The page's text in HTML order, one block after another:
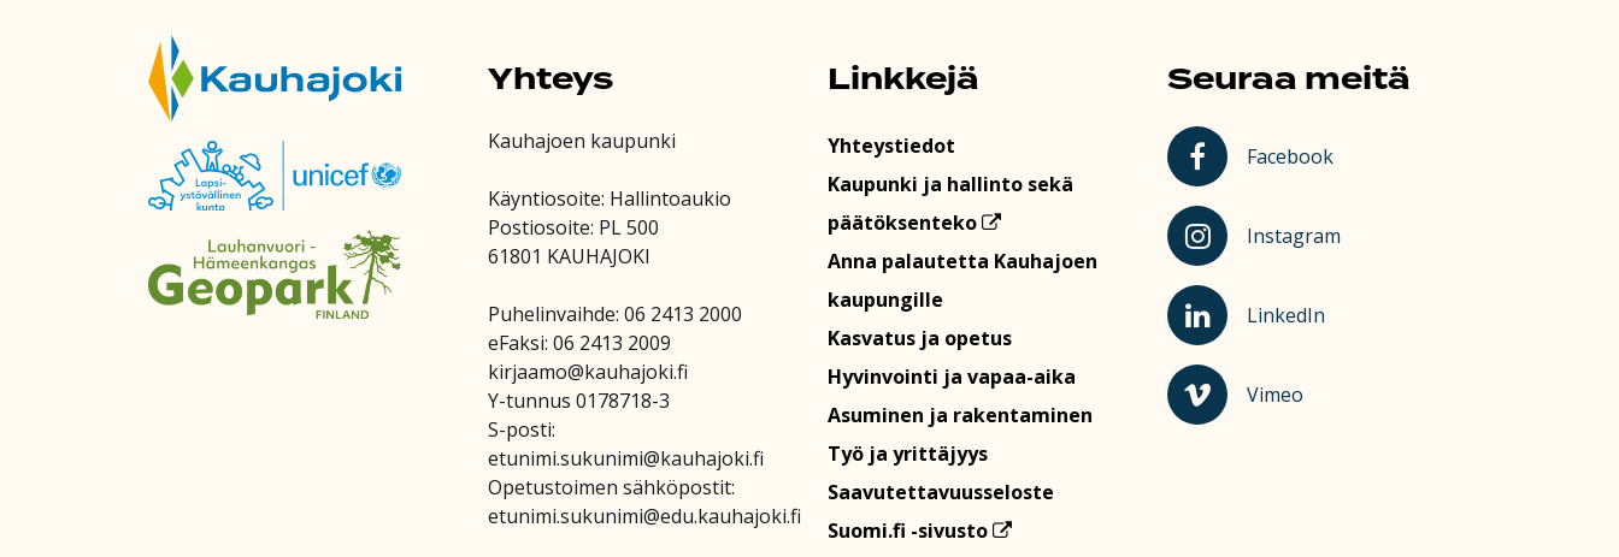
Yhteys
Kauhajoen kaupunki
Käyntiosoite: Hallintoaukio
Postiosoite: PL 500
61801 KAUHAJOKI
Puhelinvaihde: 06 2413 2000
eFaksi: 06 2413 2009
kirjaamo@kauhajoki.fi
Y-tunnus 0178718-3
S-posti:
etunimi.sukunimi@kauhajoki.fi
Opetustoimen sähköpostit:
etunimi.sukunimi@edu.kauhajoki.fi
Linkkejä
Yhteystiedot
Kaupunki ja hallinto sekä
päätöksenteko
Anna palautetta Kauhajoen
kaupungille
Kasvatus ja opetus
Hyvinvointi ja vapaa-aika
Asuminen ja rakentaminen
Työ ja yrittäjyys
Saavutettavuusseloste
Suomi.fi -sivusto
Seuraa meitä
Kauhajoki Facebookissa
Facebook
Kauhajoki Instagramissa
Instagram
Kauhajoki LinkedInissä
LinkedIn
Kauhajoki Vimeossa
Vimeo